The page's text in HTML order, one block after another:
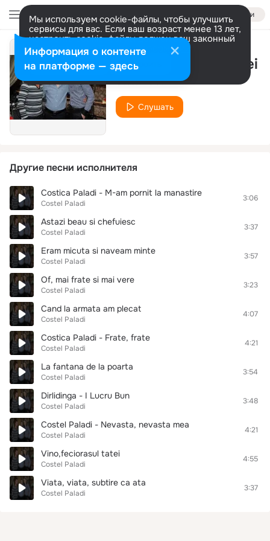
Войти
Мы используем cookie-файлы, чтобы улучшить
сервисы для вас. Если ваш возраст менее 13 лет,
настроить cookie-файлы должен ваш законный
представитель. Больше информации
Разрешить все Настроить
Vino, feciorasul tatei
Costel Paladi
Слушать
Другие песни исполнителя
Costica Paladi - M-am pornit la manastire
Costel Paladi
3:06
Astazi beau si chefuiesc
Costel Paladi
3:37
Eram micuta si naveam minte
Costel Paladi
3:57
Of, mai frate si mai vere
Costel Paladi
3:23
Cand la armata am plecat
Costel Paladi
4:07
Costica Paladi - Frate, frate
Costel Paladi
4:21
La fantana de la poarta
Costel Paladi
3:54
Dirlidinga - I Lucru Bun
Costel Paladi
3:48
Costel Paladi - Nevasta, nevasta mea
Costel Paladi
4:21
Vino,feciorasul tatei
Costel Paladi
4:55
Viata, viata, subtire ca ata
Costel Paladi
3:37
Информация о контенте
на платформе — здесь